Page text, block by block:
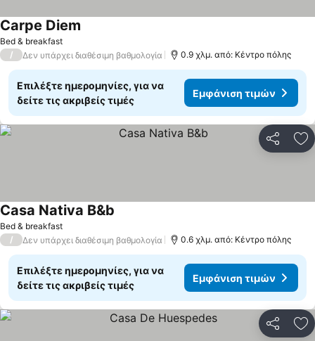
Bed & breakfast
Carpe Diem
/ Δεν υπάρχει διαθέσιμη βαθμολογία 0.9 χλμ. από: Κέντρο πόλης
Επιλέξτε ημερομηνίες, για να
δείτε τις ακριβείς τιμές
Εμφάνιση τιμών
Bed & breakfast
Casa Nativa B&b
/ Δεν υπάρχει διαθέσιμη βαθμολογία 0.6 χλμ. από: Κέντρο πόλης
Επιλέξτε ημερομηνίες, για να
δείτε τις ακριβείς τιμές
Εμφάνιση τιμών